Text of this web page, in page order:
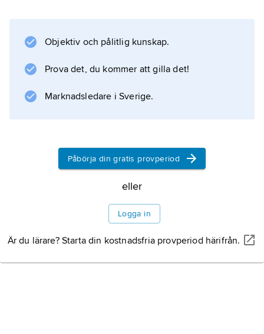
:s död och regerade tills sonen
blev myndig.
Objektiv och pålitlig kunskap.
Prova det, du kommer att gilla det!
Marknadsledare i Sverige.
Påbörja din gratis provperiod
eller
Logga in
Är du lärare? Starta din kostnadsfria provperiod härifrån.